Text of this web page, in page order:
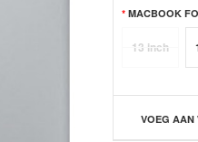
MACBOOK
13 inch
VOEG AAN